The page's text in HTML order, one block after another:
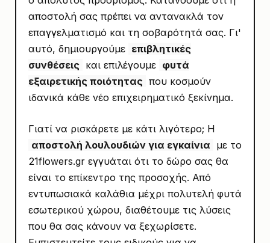
αποστολή σας πρέπει να αντανακλά τον
επαγγελματισμό και τη σοβαρότητά σας. Γι'
αυτό, δημιουργούμε επιβλητικές
συνθέσεις και επιλέγουμε φυτά
εξαιρετικής ποιότητας που κοσμούν
ιδανικά κάθε νέο επιχειρηματικό ξεκίνημα.
Γιατί να ρισκάρετε με κάτι λιγότερο; Η
αποστολή λουλουδιών για εγκαίνια με το
21flowers.gr εγγυάται ότι το δώρο σας θα
είναι το επίκεντρο της προσοχής. Από
εντυπωσιακά καλάθια μέχρι πολυτελή φυτά
εσωτερικού χώρου, διαθέτουμε τις λύσεις
που θα σας κάνουν να ξεχωρίσετε.